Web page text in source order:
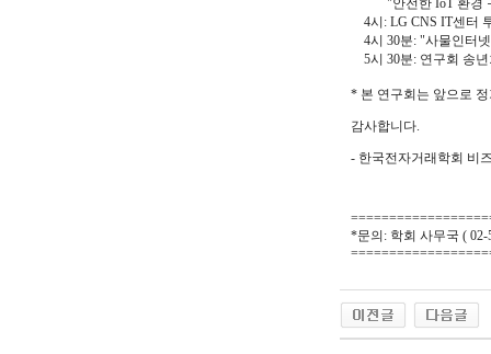
"안전한 IoT 환경 구
4시: LG CNS IT센터
4시 30분: "사물인터
5시 30분: 연구회 송년
* 본 연구회는 앞으로
감사합니다.
- 한국전자거래학회 비
*문의: 학회 사무국 ( 02-